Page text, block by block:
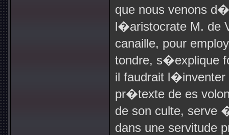
que nous venons
l�aristocrate M. de
canaille, pour
tondre, s�explique
il faudrait
pr�texte de es
de son culte, serve
dans une servitude